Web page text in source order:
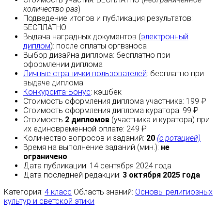
количество раз)
Подведение итогов и публикация результатов:
БЕСПЛАТНО
Выдача наградных документов (электронный
диплом): после оплаты оргвзноса
Выбор дизайна диплома: бесплатно при
оформлении диплома
Личные странички пользователей: бесплатно при
выдаче диплома
Конкурсита-Бонус: кэшбек
Стоимость оформления диплома участника: 199 ₽
Стоимость оформления диплома куратора: 99 ₽
Стоимость 2 дипломов (участника и куратора) при
их единовременной оплате: 249 ₽
Количество вопросов и заданий: 20 (с ротацией)
Время на выполнение заданий (мин.): не
ограничено
Дата публикации: 14 сентября 2024 года
Дата последней редакции: 3 октября 2025 года
Категория: 4 класс Область знаний: Основы религиозных
культур и светской этики